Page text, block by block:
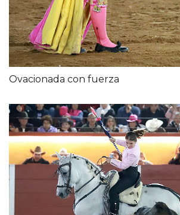
Ovacionada con fuerza